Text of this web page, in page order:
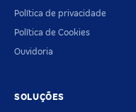
Política de privacidade
Política de Cookies
Ouvidoria
SOLUÇÕES